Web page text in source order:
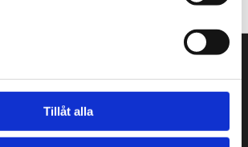
Tillåt alla
Borås
Växjö
Piteå